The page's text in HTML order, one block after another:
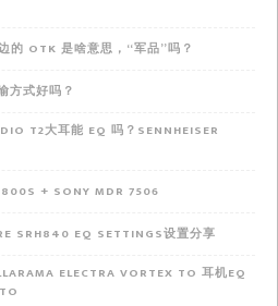
的 OTK 是啥意思，“军品”吗？
方式好吗？
T2大耳能 EQ 吗？SENNHEISER
+ SONY MDR 7506
SRH840 EQ SETTINGS设置分享
ELECTRA VORTEX TO 耳机EQ